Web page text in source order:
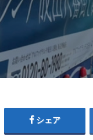
シェア